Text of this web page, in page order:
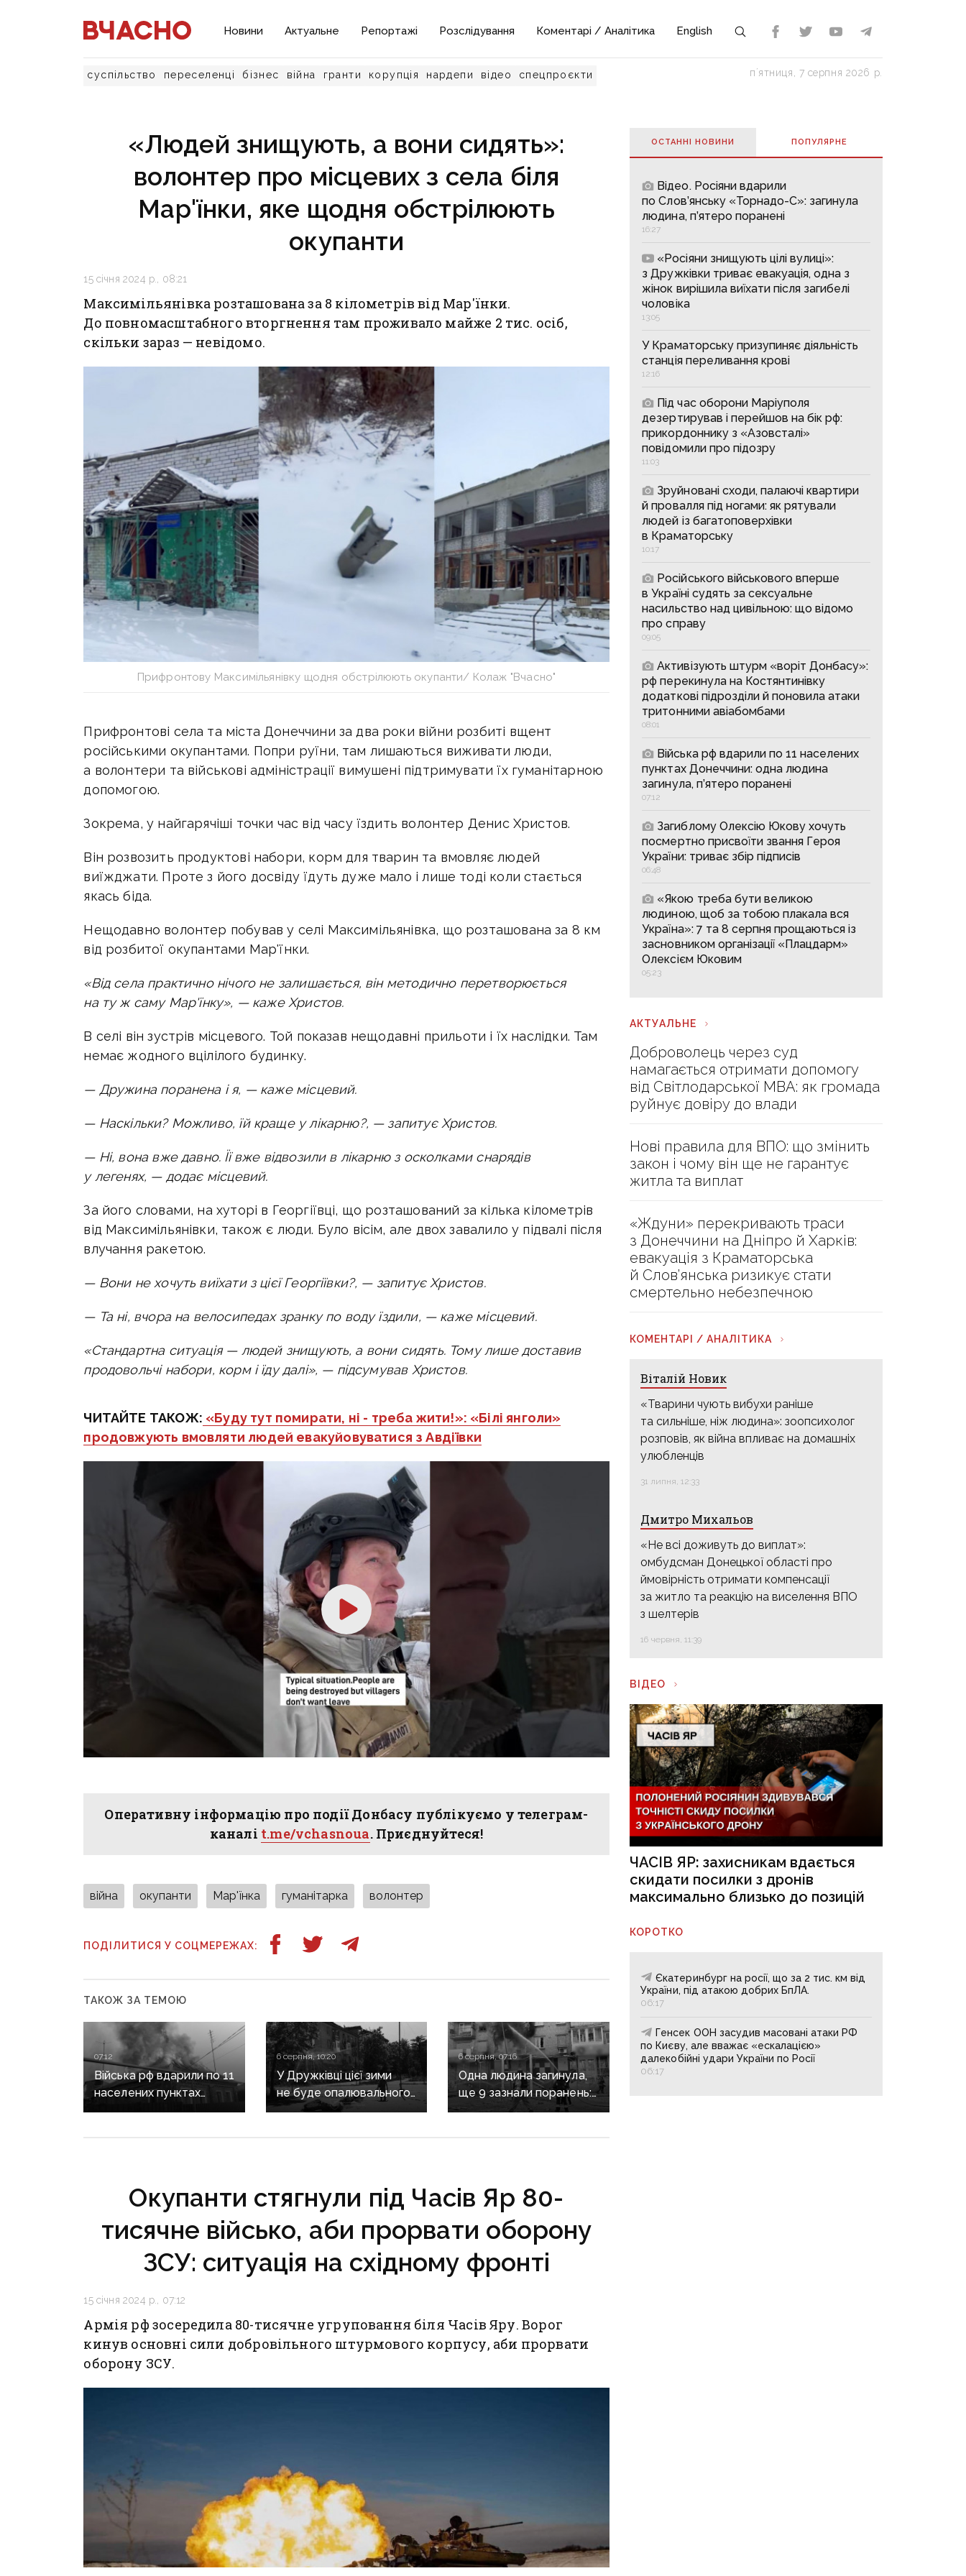
Новини Актуальне Репортажі Розслідування Коментарі / Аналітика English
суспільство переселенці бізнес війна гранти корупція нардепи відео спецпроєкти пʼятниця, 7 серпня 2026 р.
«Людей знищують, а вони сидять»:
волонтер про місцевих з села біля
Мар'їнки, яке щодня обстрілюють
окупанти
15 січня 2024 р., 08:21
Максимільянівка розташована за 8 кілометрів від Мар'їнки.
До повномасштабного вторгнення там проживало майже 2 тис. осіб,
скільки зараз — невідомо.
Прифронтову Максимільянівку щодня обстрілюють окупанти/ Колаж "Вчасно"
Прифронтові села та міста Донеччини за два роки війни розбиті вщент
російськими окупантами. Попри руїни, там лишаються виживати люди,
а волонтери та військові адміністрації вимушені підтримувати їх гуманітарною
допомогою.
Зокрема, у найгарячіші точки час від часу їздить волонтер Денис Христов.
Він розвозить продуктові набори, корм для тварин та вмовляє людей
виїжджати. Проте з його досвіду їдуть дуже мало і лише тоді коли стається
якась біда.
Нещодавно волонтер побував у селі Максимільянівка, що розташована за 8 км
від розбитої окупантами Мар'їнки.
«Від села практично нічого не залишається, він методично перетворюється
на ту ж саму Мар'їнку», — каже Христов.
В селі він зустрів місцевого. Той показав нещодавні прильоти і їх наслідки. Там
немає жодного вцілілого будинку.
— Дружина поранена і я, — каже місцевий.
— Наскільки? Можливо, їй краще у лікарню?, — запитує Христов.
— Ні, вона вже давно. Її вже відвозили в лікарню з осколками снарядів
у легенях, — додає місцевий.
За його словами, на хуторі в Георгіївці, що розташований за кілька кілометрів
від Максимільянівки, також є люди. Було вісім, але двох завалило у підвалі після
влучання ракетою.
— Вони не хочуть виїхати з цієї Георгіївки?, — запитує Христов.
— Та ні, вчора на велосипедах зранку по воду їздили, — каже місцевий.
«Стандартна ситуація — людей знищують, а вони сидять. Тому лише доставив
продовольчі набори, корм і їду далі», — підсумував Христов.
ЧИТАЙТЕ ТАКОЖ: «Буду тут помирати, ні - треба жити!»: «Білі янголи»
продовжують вмовляти людей евакуйовуватися з Авдіївки
Оперативну інформацію про події Донбасу публікуємо у телеграм-
каналі t.me/vchasnoua. Приєднуйтеся!
війна окупанти Мар'їнка гуманітарка волонтер
ПОДІЛИТИСЯ У СОЦМЕРЕЖАХ:
ТАКОЖ ЗА ТЕМОЮ
07:12
Війська рф вдарили по 11
населених пунктах
Донеччини: одна людина
6 серпня, 10:20
У Дружківці цієї зими
не буде опалювального
сезону: фронт
6 серпня, 07:16
Одна людина загинула,
ще 9 зазнали поранень:
воєнні злочини
Окупанти стягнули під Часів Яр 80-
тисячне військо, аби прорвати оборону
ЗСУ: ситуація на східному фронті
15 січня 2024 р., 07:12
Армія рф зосередила 80-тисячне угруповання біля Часів Яру. Ворог
кинув основні сили добровільного штурмового корпусу, аби прорвати
оборону ЗСУ.
ОСТАННІ НОВИНИ ПОПУЛЯРНE
Відео. Росіяни вдарили
по Слов’янську «Торнадо-С»: загинула
людина, п’ятеро поранені
16:27
«Росіяни знищують цілі вулиці»:
з Дружківки триває евакуація, одна з
жінок вирішила виїхати після загибелі
чоловіка
13:05
У Краматорську призупиняє діяльність
станція переливання крові
12:16
Під час оборони Маріуполя
дезертирував і перейшов на бік рф:
прикордоннику з «Азовсталі»
повідомили про підозру
11:03
Зруйновані сходи, палаючі квартири
й провалля під ногами: як рятували
людей із багатоповерхівки
в Краматорську
10:17
Російського військового вперше
в Україні судять за сексуальне
насильство над цивільною: що відомо
про справу
09:05
Активізують штурм «воріт Донбасу»:
рф перекинула на Костянтинівку
додаткові підрозділи й поновила атаки
тритонними авіабомбами
08:01
Війська рф вдарили по 11 населених
пунктах Донеччини: одна людина
загинула, п’ятеро поранені
07:12
Загиблому Олексію Юкову хочуть
посмертно присвоїти звання Героя
України: триває збір підписів
06:48
«Якою треба бути великою
людиною, щоб за тобою плакала вся
Україна»: 7 та 8 серпня прощаються із
засновником організації «Плацдарм»
Олексієм Юковим
05:23
АКТУАЛЬНЕ
Доброволець через суд
намагається отримати допомогу
від Світлодарської МВА: як громада
руйнує довіру до влади
Нові правила для ВПО: що змінить
закон і чому він ще не гарантує
житла та виплат
«Ждуни» перекривають траси
з Донеччини на Дніпро й Харків:
евакуація з Краматорська
й Слов’янська ризикує стати
смертельно небезпечною
КОМЕНТАРІ / АНАЛІТИКА
Віталій Новик
«Тварини чують вибухи раніше
та сильніше, ніж людина»: зоопсихолог
розповів, як війна впливає на домашніх
улюбленців
31 липня, 12:33
Дмитро Михальов
«Не всі доживуть до виплат»:
омбудсман Донецької області про
ймовірність отримати компенсації
за житло та реакцію на виселення ВПО
з шелтерів
16 червня, 11:39
ВІДЕО
ЧАСІВ ЯР: захисникам вдається
скидати посилки з дронів
максимально близько до позицій
КОРОТКО
Єкатеринбург на росії, що за 2 тис. км від
України, під атакою добрих БпЛА.
06:17
Генсек ООН засудив масовані атаки РФ
по Києву, але вважає «ескалацією»
далекобійні удари України по Росії
06:17